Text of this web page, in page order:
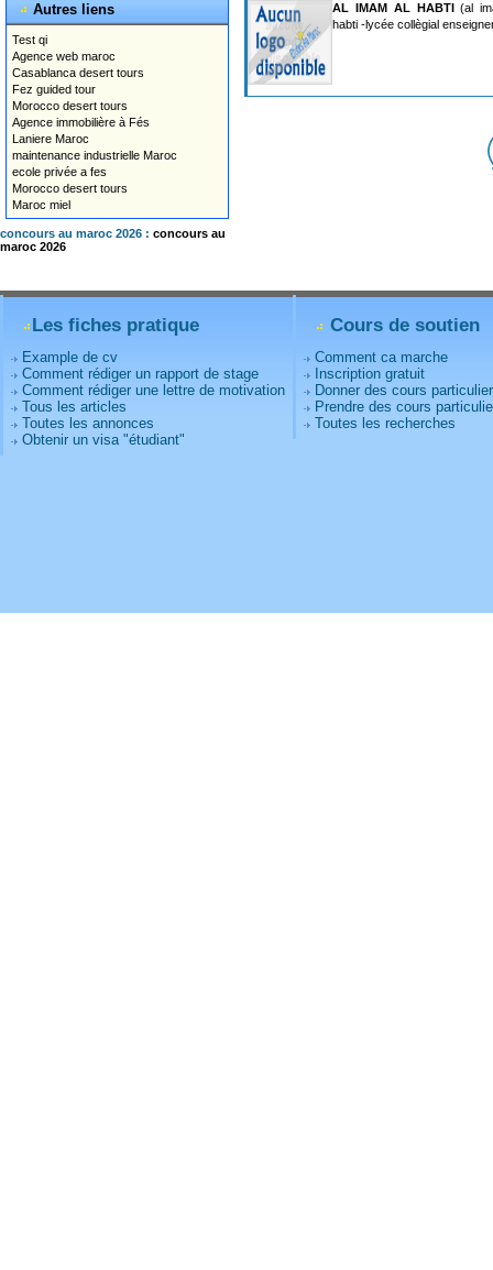
Autres liens
Test qi
Agence web maroc
Casablanca desert tours
Fez guided tour
Morocco desert tours
Agence immobilière à Fés
Laniere Maroc
maintenance industrielle Maroc
ecole privée a fes
Morocco desert tours
Maroc miel
concours au maroc 2026 : concours au
maroc 2026
AL IMAM AL HABTI(al
habti -lycée collègial
Les fiches pratique
Example de cv
Comment rédiger un rapport de stage
Comment rédiger une lettre de motivation
Tous les articles
Toutes les annonces
Obtenir un visa "étudiant"
Cours de soutien
Comment ca marche
Inscription gratuit
Donner des cours
Prendre des cours
Toutes les recherches